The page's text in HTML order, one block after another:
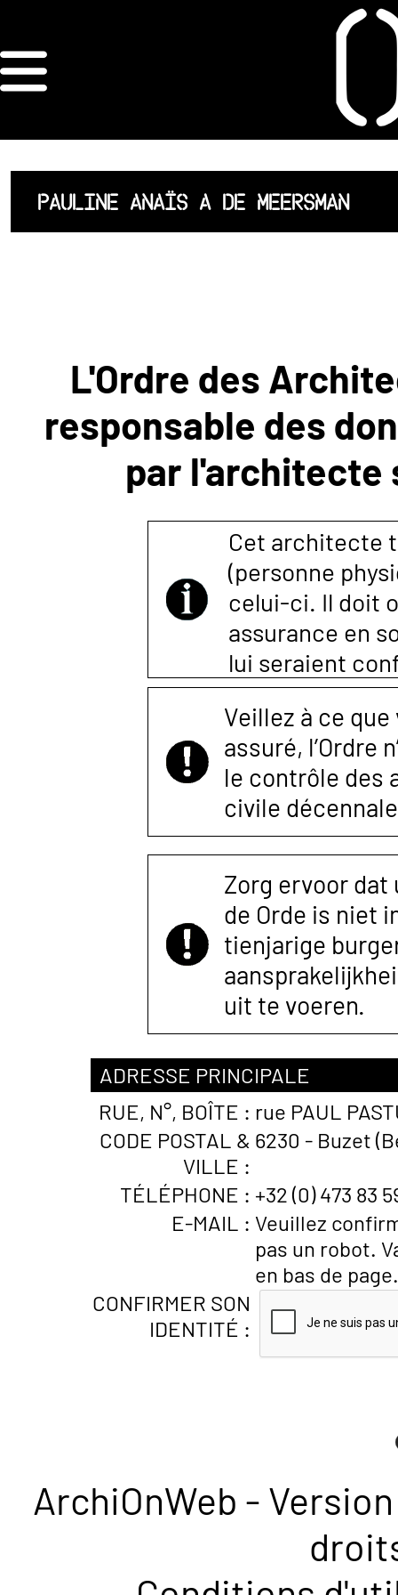
ORDRE DES
ARCHITECTES
ACCUEIL
LISTE DES
ANNEXE 4 CODT
CONTACTER
PAULINE ANAÏS A DE MEERSMAN
L'Ordre des
responsable des
par l'architecte
Cet architecte
(personne
celui-ci. Il doit
assurance en
lui seraient
Veillez à ce
assuré, l’Ordre
le contrôle des
civile
Zorg ervoor
de Orde is niet
tienjarige
uit te voeren.
ADRESSE PRINCIPALE
RUE, N°, BOÎTE : rue PAUL
CODE POSTAL &
VILLE :
6230 - Buzet
TÉLÉPHONE : +32 (0) 473 83
E-MAIL : Veuillez
pas un robot.
en bas de page.
CONFIRMER SON
IDENTITÉ :
ArchiOnWeb -